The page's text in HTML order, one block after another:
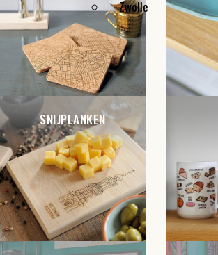
Zwolle
SNIJPLANKEN